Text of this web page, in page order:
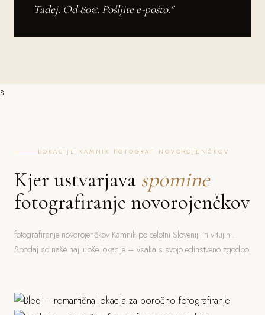
Tadej. Od 80€. Pošljite e-pošto."
s
LOKACIJE KAMNIK FOTOGRAF NOVOROJENČKOV
Kjer ustvarjava spomine
fotografiranje novorojenčkov
fotografiranje novorojenčkov Kamnik po celotni Sloveniji in v tujini.
Spodaj so naše najljubše lokacije – vsaka s svojo edinstveno zgodbo.
Grad, stara mesta, parki
Piran